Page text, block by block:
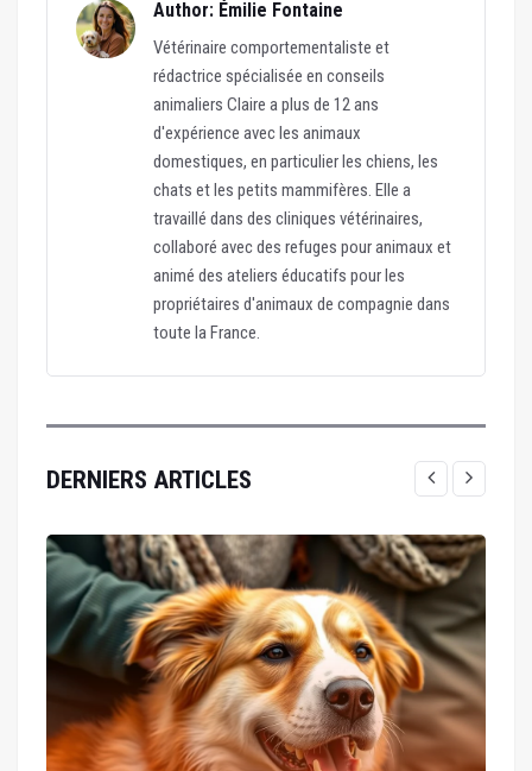
Author: Émilie Fontaine
Vétérinaire comportementaliste et
rédactrice spécialisée en conseils
animaliers Claire a plus de 12 ans
d'expérience avec les animaux
domestiques, en particulier les chiens, les
chats et les petits mammifères. Elle a
travaillé dans des cliniques vétérinaires,
collaboré avec des refuges pour animaux et
animé des ateliers éducatifs pour les
propriétaires d'animaux de compagnie dans
toute la France.
DERNIERS ARTICLES